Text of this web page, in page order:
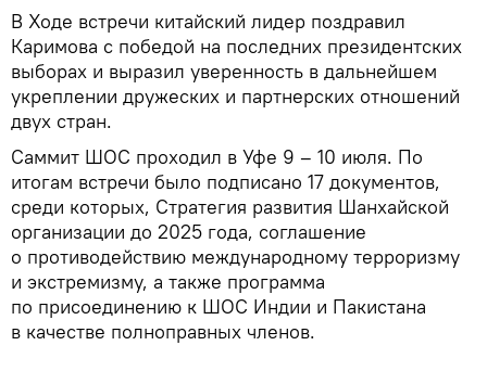
В Ходе встречи китайский лидер поздравил
Каримова с победой на последних президентских
выборах и выразил уверенность в дальнейшем
укреплении дружеских и партнерских отношений
двух стран.
Саммит ШОС проходил в Уфе 9 – 10 июля. По
итогам встречи было подписано 17 документов,
среди которых, Стратегия развития Шанхайской
организации до 2025 года, соглашение
о противодействию международному терроризму
и экстремизму, а также программа
по присоединению к ШОС Индии и Пакистана
в качестве полноправных членов.